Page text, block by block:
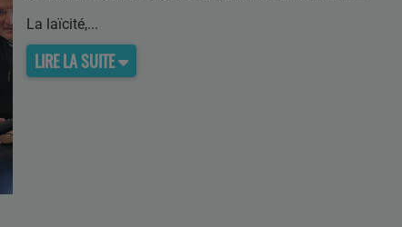
La laïcité,
LIRE LA SUITE